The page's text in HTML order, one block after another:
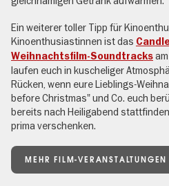
Ein weiterer toller Tipp für
Kinoenthusiastinnen ist das
Weihnachtsfilm-Soundtracksam
laufen euch in kuscheliger
Rücken, wenn eure Lieblings-
before Christmas" und Co. euch
bereits nach Heiligabend
prima verschenken.
MEHR FILM-VERANSTALTUNGEN